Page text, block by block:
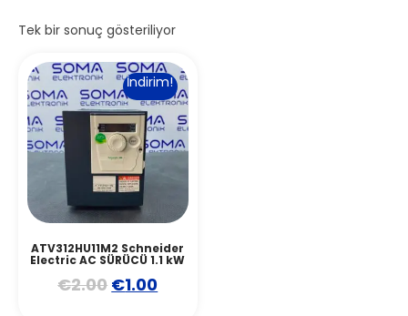
Tek bir sonuç gösteriliyor
İndirim!
ATV312HU11M2 Schneider
Electric AC SÜRÜCÜ 1.1 kW
€2.00 €1.00